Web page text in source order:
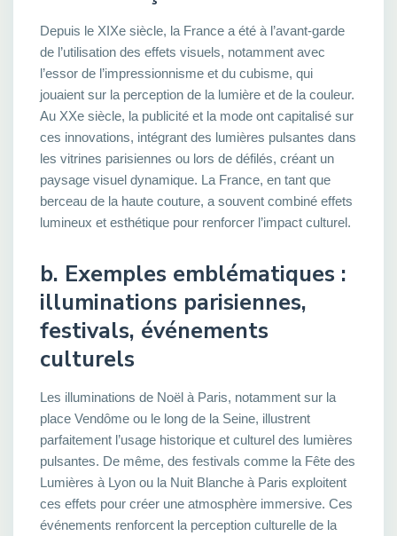
Depuis le XIXe siècle, la France a été à l’avant-garde
de l’utilisation des effets visuels, notamment avec
l’essor de l’impressionnisme et du cubisme, qui
jouaient sur la perception de la lumière et de la couleur.
Au XXe siècle, la publicité et la mode ont capitalisé sur
ces innovations, intégrant des lumières pulsantes dans
les vitrines parisiennes ou lors de défilés, créant un
paysage visuel dynamique. La France, en tant que
berceau de la haute couture, a souvent combiné effets
lumineux et esthétique pour renforcer l’impact culturel.
b. Exemples emblématiques :
illuminations parisiennes,
festivals, événements
culturels
Les illuminations de Noël à Paris, notamment sur la
place Vendôme ou le long de la Seine, illustrent
parfaitement l’usage historique et culturel des lumières
pulsantes. De même, des festivals comme la Fête des
Lumières à Lyon ou la Nuit Blanche à Paris exploitent
ces effets pour créer une atmosphère immersive. Ces
événements renforcent la perception culturelle de la